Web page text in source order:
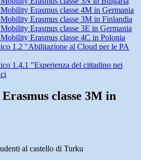
Erasmus classe 4M in Germania
Erasmus classe 3M in Finlandia
Erasmus classe 3E in Germania
Erasmus classe 4C in Polonia
1.2 "Abilitazione al Cloud per le PA
1.4.1 "Esperienza del cittadino nei
classe 3M in
al castello di Turku